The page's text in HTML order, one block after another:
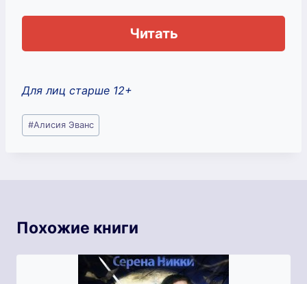
Читать
Для лиц старше 12+
Метки
записи:
#Алисия Эванс
Похожие книги